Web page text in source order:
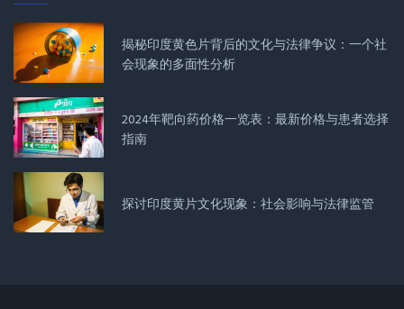
揭秘印度黄色片背后的文化与法律争议：一个社
会现象的多面性分析
2024年靶向药价格一览表：最新价格与患者选择
指南
探讨印度黄片文化现象：社会影响与法律监管